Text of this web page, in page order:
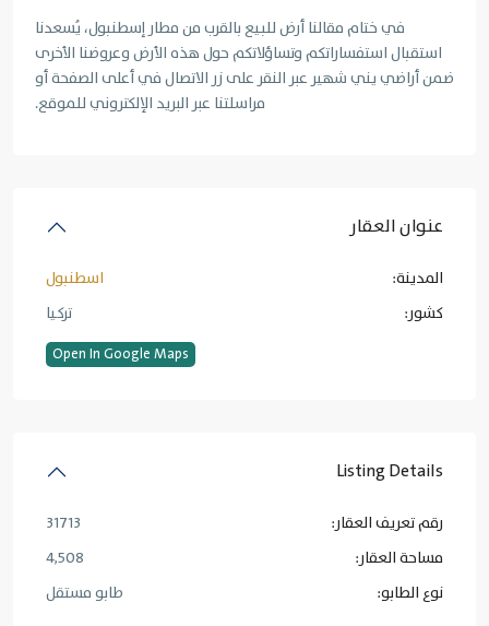
في ختام مقالنا أرض للبيع بالقرب من مطار إسطنبول، يُسعدنا
استقبال استفساراتكم وتساؤلاتكم حول هذه الأرض وعروضنا الأخرى
ضمن أراضي يني شهير عبر النقر على زر الاتصال في أعلى الصفحة أو
مراسلتنا عبر البريد الإلكتروني للموقع.
عنوان العقار
المدينة:
اسطنبول
کشور:
تركيا
Open In Google Maps
Listing Details
رقم تعريف العقار:
31713
مساحة العقار:
4,508
نوع الطابو:
طابو مستقل